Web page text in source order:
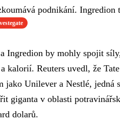
podnikání.
Ingredion by mohly spojit
kalorií. Reuters uvedl, že
jako Unilever a Nestlé, jedná
giganta v oblasti
dolarů.